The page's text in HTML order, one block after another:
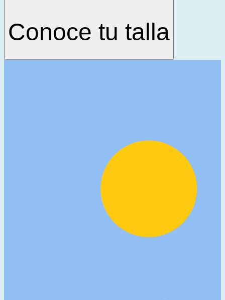
Conoce tu talla